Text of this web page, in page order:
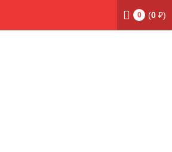
0 (0 ₽)